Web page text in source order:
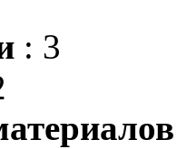
: 3